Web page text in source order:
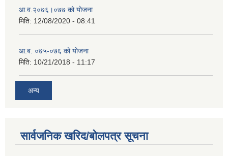
आ‍.व.२०७६।०७७ को योजना
मिति: 12/08/2020 - 08:41
आ.ब. ०७५-०७६ को योजना
मिति: 10/21/2018 - 11:17
अन्य
सार्वजनिक खरिद/बोलपत्र सूचना